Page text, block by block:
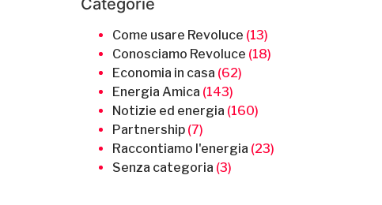
Come usare Revoluce (13)
Conosciamo Revoluce (18)
Economia in casa (62)
Energia Amica (143)
Notizie ed energia (160)
Partnership (7)
Raccontiamo l'energia (23)
Senza categoria (3)